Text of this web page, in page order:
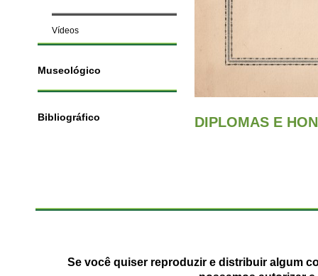
Vídeos
Museológico
Bibliográfico DIPLOMAS E
Se você quiser reproduzir e distribuir algum